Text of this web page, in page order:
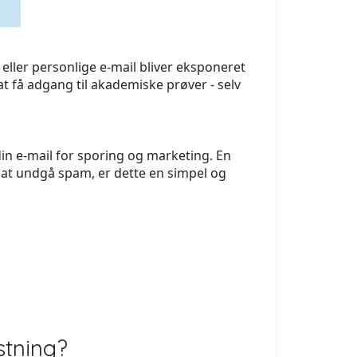
personlige e-mail bliver eksponeret
adgang til akademiske prøver - selv
e-mail for sporing og marketing. En
undgå spam, er dette en simpel og